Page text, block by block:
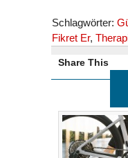
Schlagwörter:
Fikret Er,
Share This